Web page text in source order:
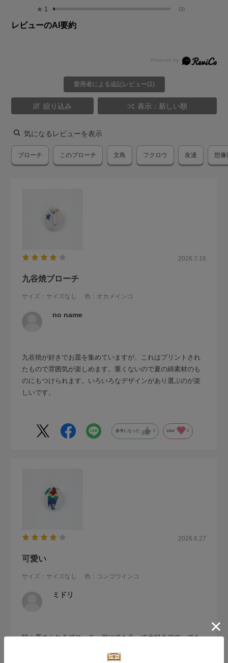
★ 1 (3)
レビューのAI要約
愛用者による追記レビュー(2)
絞り込み 表示：新しい順
気になるレビューを表示
ブローチ このブローチ 文鳥 フクロウ 友達 想像
2026.7.16
九谷焼ブローチ
サイズ：サイズなし 色：オカメインコ
no name
九谷焼が好きでお皿を集めていますが、これはプリントされ
たもので雰囲気が楽しめます。重くないので夏の綿素材のも
のにもつけられます。いろいろなデザインがあり選ぶのが楽
しいです。
参考になった 0 Like! 0
2026.6.27
可愛い
サイズ：サイズなし 色：コンゴウインコ
ミドリ
時々褒められるブローチ、何にでも合って大好きです。でも